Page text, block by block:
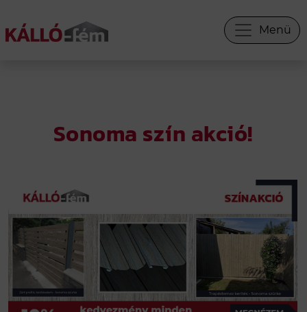
Menü
KERÍTÉS TERVEZŐ
ÁRAJÁNLAT
INGYENES SZÍNMINTA
Sonoma szín akció!